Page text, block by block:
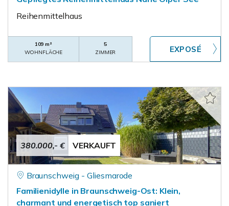
Reihenmittelhaus
109 m²
WOHNFLÄCHE
5
ZIMMER
380.000,- € VERKAUFT
Braunschweig - Gliesmarode
Familienidylle in Braunschweig-Ost: Klein,
charmant und energetisch top saniert